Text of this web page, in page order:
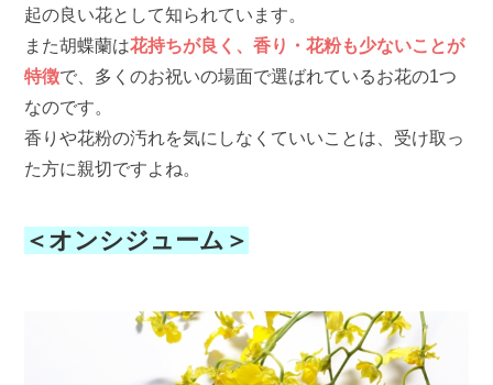
起の良い花として知られています。
また胡蝶蘭は花持ちが良く、香り・花粉も少ないことが
特徴で、多くのお祝いの場面で選ばれているお花の1つ
なのです。
香りや花粉の汚れを気にしなくていいことは、受け取っ
た方に親切ですよね。
＜オンシジューム＞